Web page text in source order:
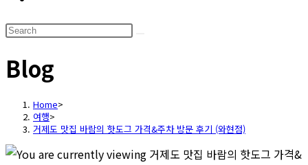
search
Search
website
Blog
Home>
여행>
거제도 맛집 바람의 핫도그 가격&주차 방문 후기 (와현점)